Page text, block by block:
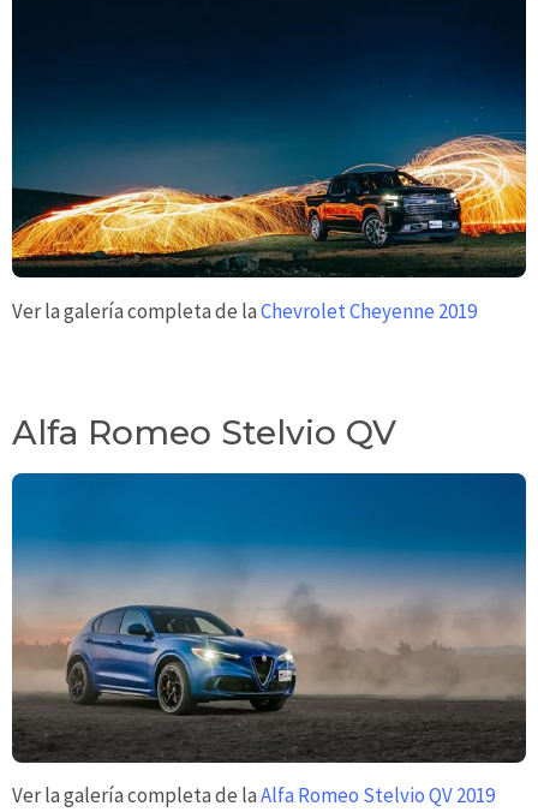
Ver la galería completa de laChevrolet Cheyenne 2019
Alfa Romeo Stelvio QV
Ver la galería completa de laAlfa Romeo Stelvio QV 2019